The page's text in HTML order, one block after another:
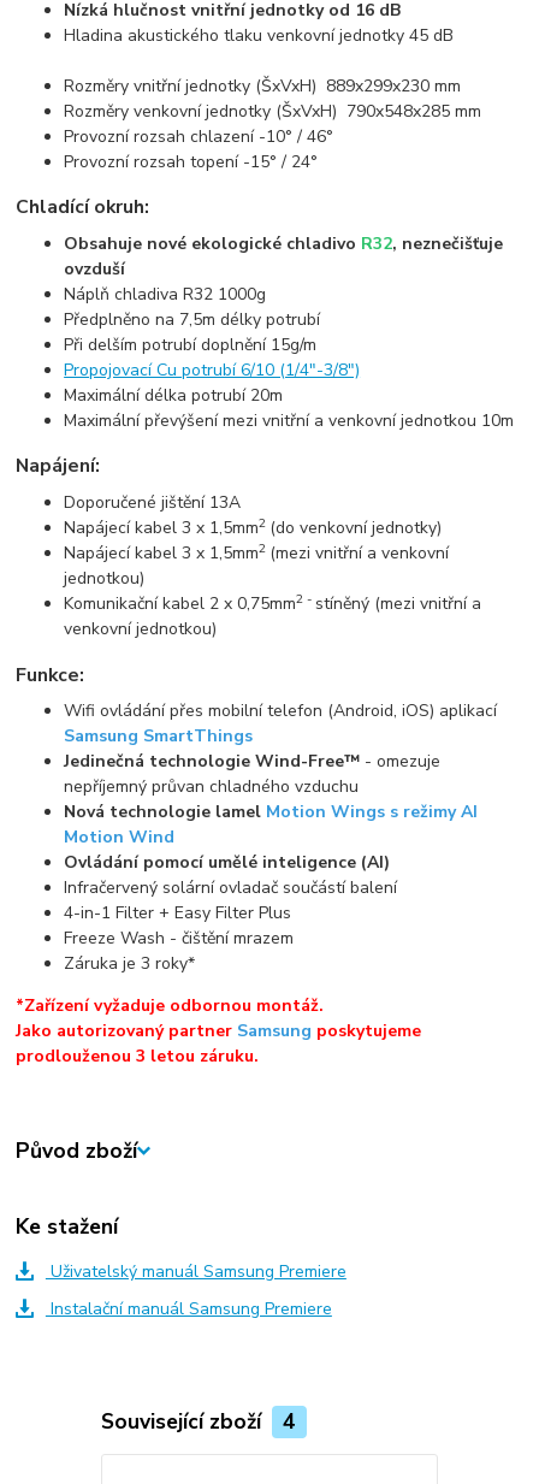
Nízká hlučnost vnitřní jednotky od 16 dB
Hladina akustického tlaku venkovní jednotky 45 dB
Rozměry vnitřní jednotky (ŠxVxH) 889x299x230 mm
Rozměry venkovní jednotky (ŠxVxH) 790x548x285 mm
Provozní rozsah chlazení -10° / 46°
Provozní rozsah topení -15° / 24°
Chladící okruh:
Obsahuje nové ekologické chladivo R32, neznečišťuje
ovzduší
Náplň chladiva R32 1000g
Předplněno na 7,5m délky potrubí
Při delším potrubí doplnění 15g/m
Propojovací Cu potrubí 6/10 (1/4"-3/8")
Maximální délka potrubí 20m
Maximální převýšení mezi vnitřní a venkovní jednotkou 10m
Napájení:
Doporučené jištění 13A
Napájecí kabel 3 x 1,5mm2 (do venkovní jednotky)
Napájecí kabel 3 x 1,5mm2 (mezi vnitřní a venkovní
jednotkou)
Komunikační kabel 2 x 0,75mm2 - stíněný (mezi vnitřní a
venkovní jednotkou)
Funkce:
Wifi ovládání přes mobilní telefon (Android, iOS) aplikací
Samsung SmartThings
Jedinečná technologie Wind-Free™ - omezuje
nepříjemný průvan chladného vzduchu
Nová technologie lamel Motion Wings s režimy AI
Motion Wind
Ovládání pomocí umělé inteligence (AI)
Infračervený solární ovladač součástí balení
4-in-1 Filter + Easy Filter Plus
Freeze Wash - čištění mrazem
Záruka je 3 roky*
*Zařízení vyžaduje odbornou montáž.
Jako autorizovaný partner Samsung poskytujeme
prodlouženou 3 letou záruku.
Původ zboží
Ke stažení
Uživatelský manuál Samsung Premiere
Instalační manuál Samsung Premiere
Související zboží 4